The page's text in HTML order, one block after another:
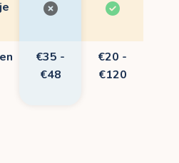
€35 -
€48
€20 -
€120